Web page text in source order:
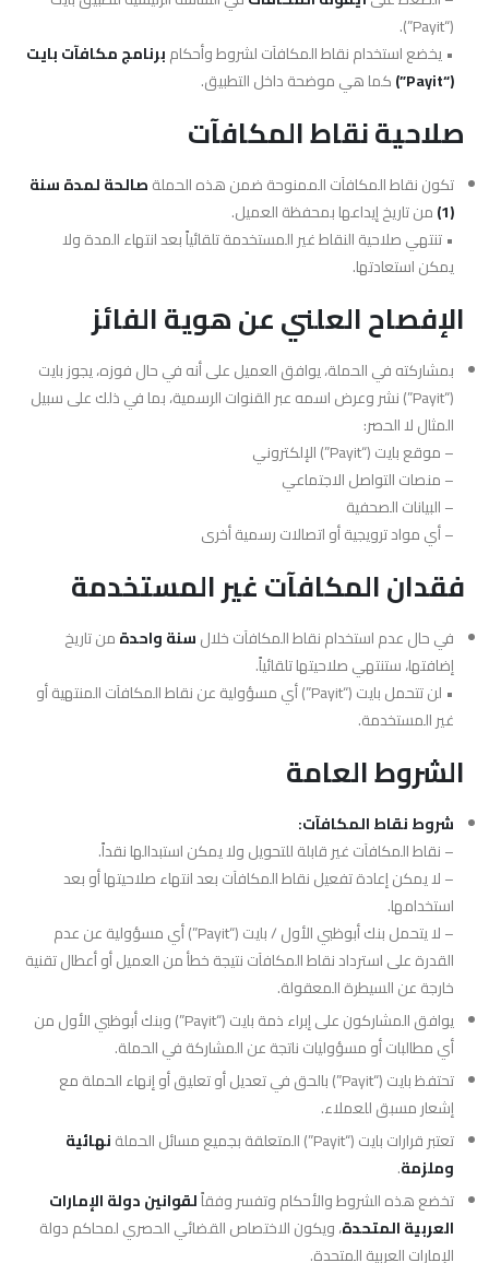
(“Payit”).
• يخضع استخدام نقاط المكافآت لشروط وأحكامبرنامج مكافآتبايت
(“Payit”)
كما هي موضحة داخل التطبيق.
صلاحية نقاط المكافآت
تكون نقاط المكافآت الممنوحة ضمن هذه الحملةصالحة لمدة سنة
(1)
من تاريخ إيداعها بمحفظة العميل.
• تنتهي صلاحية النقاط غير المستخدمة تلقائياً بعد انتهاء المدة ولا
يمكن استعادتها.
الإفصاح العلني عن هوية الفائز
بمشاركته في الحملة، يوافق العميل على أنه في حال فوزه، يجوز بايت
(“Payit”) نشر وعرض اسمه عبر القنوات الرسمية، بما في ذلك على سبيل
المثال لا الحصر:
– موقع بايت (“Payit”) الإلكتروني
– منصات التواصل الاجتماعي
– البيانات الصحفية
– أي مواد ترويجية أو اتصالات رسمية أخرى
فقدان المكافآت غير المستخدمة
في حال عدم استخدام نقاط المكافآت خلالسنة واحدةمن تاريخ
إضافتها، ستنتهي صلاحيتها تلقائياً.
• لن تتحمل بايت (“Payit”) أي مسؤولية عن نقاط المكافآت المنتهية أو
غير المستخدمة.
الشروط العامة
شروط نقاط المكافآت:
– نقاط المكافآت غير قابلة للتحويل ولا يمكن استبدالها نقداً.
– لا يمكن إعادة تفعيل نقاط المكافآت بعد انتهاء صلاحيتها أو بعد
استخدامها.
– لا يتحمل بنك أبوظبي الأول / بايت (“Payit”) أي مسؤولية عن عدم
القدرة على استرداد نقاط المكافآت نتيجة خطأ من العميل أو أعطال تقنية
خارجة عن السيطرة المعقولة.
يوافق المشاركون على إبراء ذمة بايت (“Payit”) وبنك أبوظبي الأول من
أي مطالبات أو مسؤوليات ناتجة عن المشاركة في الحملة.
تحتفظ بايت (“Payit”) بالحق في تعديل أو تعليق أو إنهاء الحملة مع
إشعار مسبق للعملاء.
تعتبر قرارات بايت (“Payit”) المتعلقة بجميع مسائل الحملة
نهائية
وملزمة.
تخضع هذه الشروط والأحكام وتفسر وفقاًلقوانين دولة الإمارات
العربية المتحدة، ويكون الاختصاص القضائي الحصري لمحاكم دولة
الإمارات العربية المتحدة.